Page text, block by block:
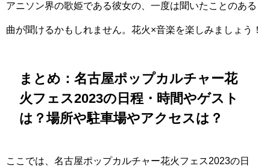
アニソン界の歌姫である彼女の、一度は聞いたことのある
曲が聞けるかもしれません。花火×音楽を楽しみましょう！
まとめ：名古屋ポップカルチャー花
火フェス2023の日程・時間やゲスト
は？場所や駐車場やアクセスは？
ここでは、名古屋ポップカルチャー花火フェス2023の日